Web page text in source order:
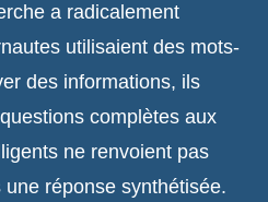
a radicalement
utilisaient des mots-
des informations, ils
complètes aux
ne renvoient pas
réponse synthétisée.